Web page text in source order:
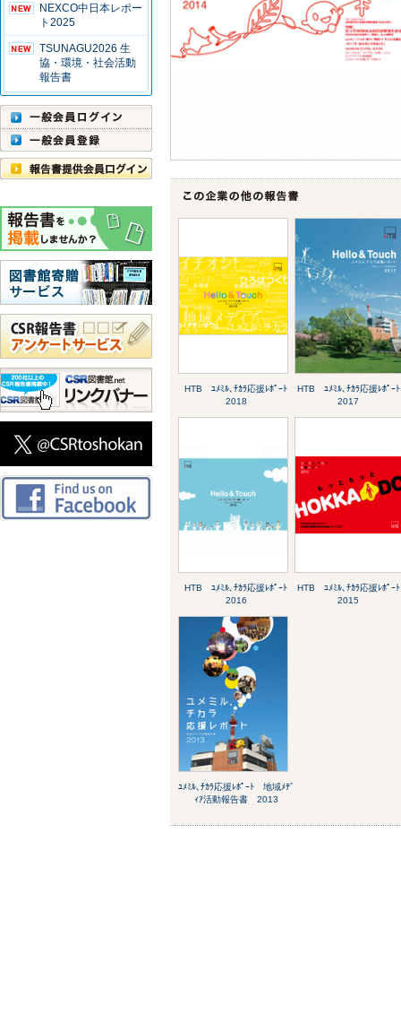
NEXCO中日本レポー
ト2025
TSUNAGU2026 生
協・環境・社会活動
報告書
HTB ﾕﾒﾐﾙ､ﾁｶﾗ応援ﾚﾎﾟｰﾄ
2018
HTB ﾕﾒﾐﾙ､ﾁｶﾗ応援ﾚﾎﾟｰﾄ
2017
HTB ﾕﾒﾐﾙ､ﾁｶﾗ応援ﾚﾎﾟｰﾄ
2016
HTB ﾕﾒﾐﾙ､ﾁｶﾗ応援ﾚﾎﾟｰﾄ
2015
ﾕﾒﾐﾙ､ﾁｶﾗ応援ﾚﾎﾟｰﾄ 地域ﾒﾃﾞ
ｨｱ活動報告書 2013